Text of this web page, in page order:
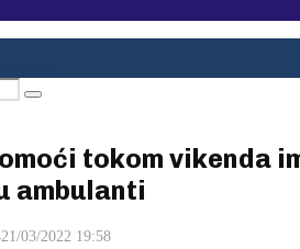
Pretraga
tokom vikenda
ambulanti
21/03/2022 19:58